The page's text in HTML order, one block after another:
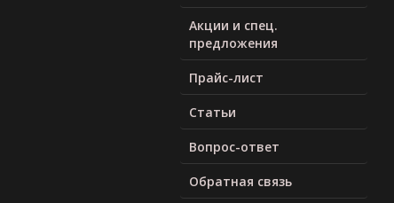
Акции и спец.
предложения
Прайс-лист
Статьи
Вопрос-ответ
Обратная связь